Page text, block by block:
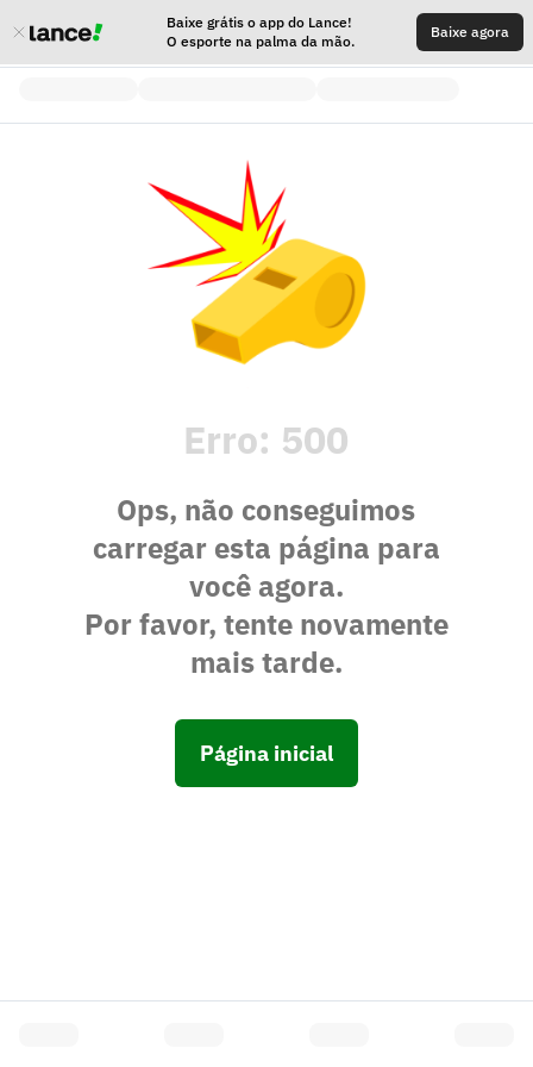
Baixe grátis o app do Lance!
O esporte na palma da mão.
Baixe agora
Erro: 500
Ops, não conseguimos
carregar esta página para
você agora.
Por favor, tente novamente
mais tarde.
Página inicial